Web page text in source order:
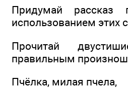
Придумай рассказ
использованием этих
Прочитай
правильным
Пчёлка, милая пчела,